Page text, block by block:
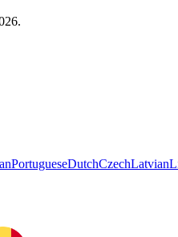
PortugueseDutchCzechLatvian